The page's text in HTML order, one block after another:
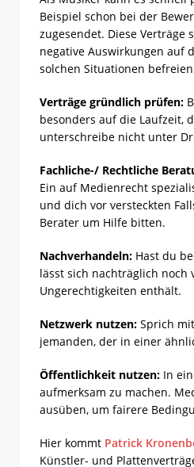
Beispiel schon bei der
zugesendet. Diese
negative Auswirkungen auf
solchen Situationen
Verträge gründlich prüfen:
besonders auf die Laufzeit,
unterschreibe nicht unter
Fachliche-/ Rechtliche
Ein auf Medienrecht
und dich vor versteckten
Berater um Hilfe bitten.
Nachverhandeln: Hast du
lässt sich nachträglich
Ungerechtigkeiten enthält.
Netzwerk nutzen: Sprich
jemanden, der in einer
Öffentlichkeit nutzen: In
aufmerksam zu machen.
ausüben, um fairere
Hier kommt Patrick
Künstler- und